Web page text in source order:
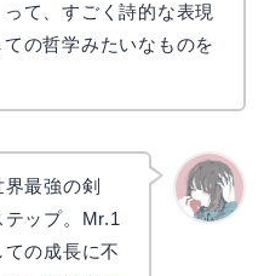
って、すごく詩的な表現
の哲学みたいなものを
最強の剣
ップ。Mr.1
の成長に不